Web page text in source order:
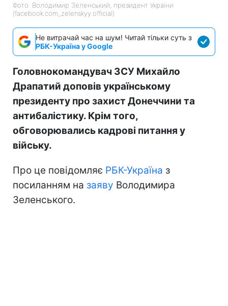
Фото: Володимир Зеленський, президент України
(facebook.com_zelenskyy.official)
Не витрачай час на шум! Читай тільки суть з
РБК-Україна у Google
Головнокомандувач ЗСУ Михайло
Драпатий доповів українському
президенту про захист Донеччини та
антибалістику. Крім того,
обговорювались кадрові питання у
війську.
Про це повідомляє РБК-Україна з
посиланням на заяву Володимира
Зеленського.